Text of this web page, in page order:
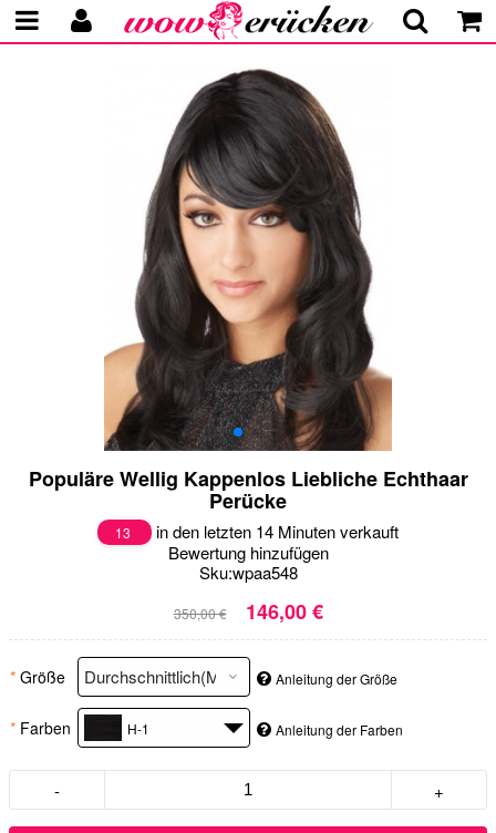
Populäre Wellig Kappenlos Liebliche Echthaar
Perücke
13
in den letzten 14 Minuten verkauft
Bewertung hinzufügen
Sku:wpaa548
350,00 € 146,00 €
* Größe Anleitung der Größe
* Farben H-1 Anleitung der Farben
- +